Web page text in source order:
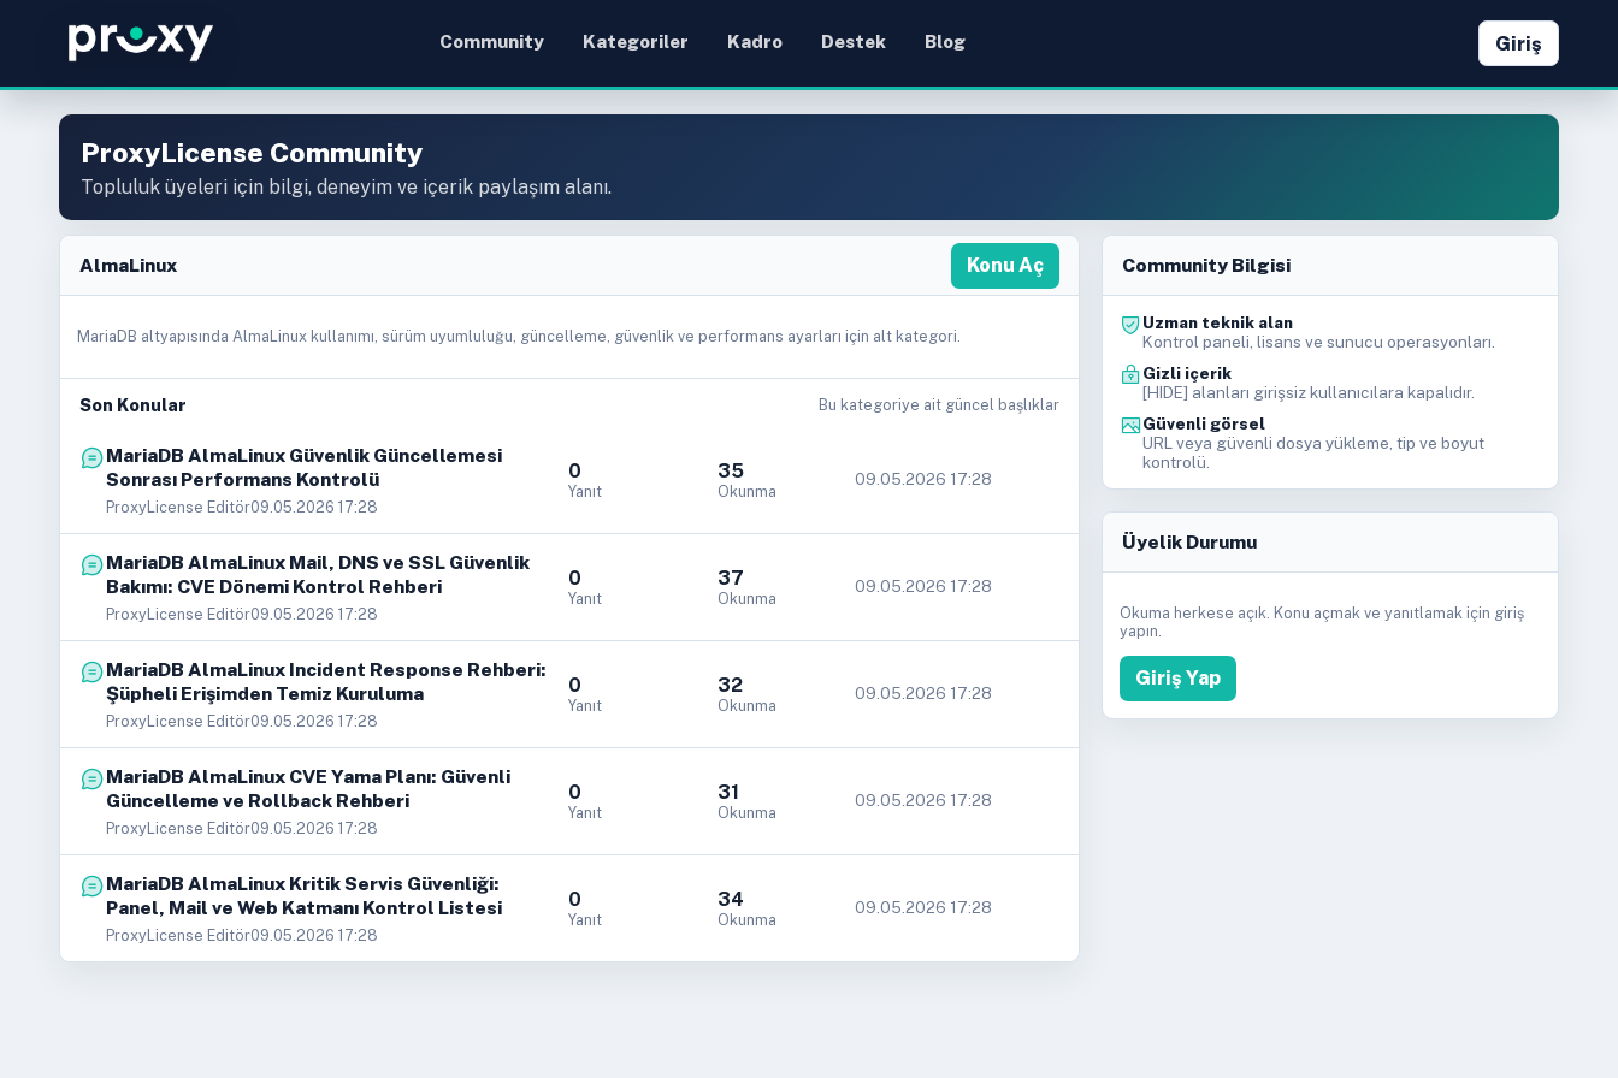
Community Kategoriler Kadro Destek Blog Giriş
ProxyLicense Community
Topluluk üyeleri için bilgi, deneyim ve içerik paylaşım alanı.
AlmaLinux Konu Aç
MariaDB altyapısında AlmaLinux kullanımı, sürüm uyumluluğu, güncelleme, güvenlik ve performans ayarları için alt kategori.
Son Konular Bu kategoriye ait güncel başlıklar
MariaDB AlmaLinux Güvenlik Güncellemesi
Sonrası Performans Kontrolü
ProxyLicense Editör09.05.2026 17:28
0
Yanıt
35
Okunma
09.05.2026 17:28
MariaDB AlmaLinux Mail, DNS ve SSL Güvenlik
Bakımı: CVE Dönemi Kontrol Rehberi
ProxyLicense Editör09.05.2026 17:28
0
Yanıt
37
Okunma
09.05.2026 17:28
MariaDB AlmaLinux Incident Response Rehberi:
Şüpheli Erişimden Temiz Kuruluma
ProxyLicense Editör09.05.2026 17:28
0
Yanıt
32
Okunma
09.05.2026 17:28
MariaDB AlmaLinux CVE Yama Planı: Güvenli
Güncelleme ve Rollback Rehberi
ProxyLicense Editör09.05.2026 17:28
0
Yanıt
31
Okunma
09.05.2026 17:28
MariaDB AlmaLinux Kritik Servis Güvenliği:
Panel, Mail ve Web Katmanı Kontrol Listesi
ProxyLicense Editör09.05.2026 17:28
0
Yanıt
34
Okunma
09.05.2026 17:28
Community Bilgisi
Uzman teknik alan
Kontrol paneli, lisans ve sunucu operasyonları.
Gizli içerik
[HIDE] alanları girişsiz kullanıcılara kapalıdır.
Güvenli görsel
URL veya güvenli dosya yükleme, tip ve boyut
kontrolü.
Üyelik Durumu
Okuma herkese açık. Konu açmak ve yanıtlamak için giriş
yapın.
Giriş Yap